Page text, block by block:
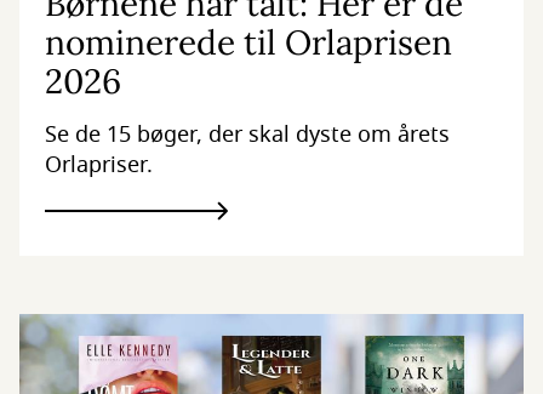
nominerede til Orlaprisen
2026
Se de 15 bøger, der skal dyste om årets
Orlapriser.